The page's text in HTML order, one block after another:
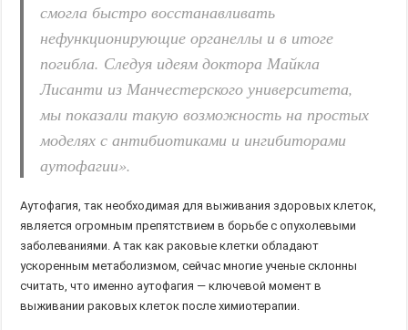
смогла быстро восстанавливать
нефункционирующие органеллы и в итоге
погибла. Следуя идеям доктора Майкла
Лисанти из Манчестерского университета,
мы показали такую возможность на простых
моделях с антибиотиками и ингибиторами
аутофагии».
Аутофагия, так необходимая для выживания здоровых клеток,
является огромным препятствием в борьбе с опухолевыми
заболеваниями. А так как раковые клетки обладают
ускоренным метаболизмом, сейчас многие ученые склонны
считать, что именно аутофагия — ключевой момент в
выживании раковых клеток после химиотерапии.